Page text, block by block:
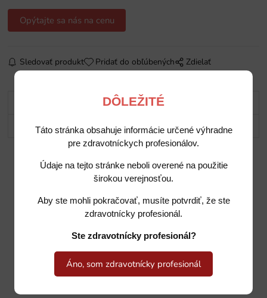
DÔLEŽITÉ
Táto stránka obsahuje informácie určené výhradne
pre zdravotníckych profesionálov.
Údaje na tejto stránke neboli overené na použitie
širokou verejnosťou.
Aby ste mohli pokračovať, musíte potvrdiť, že ste
zdravotnícky profesionál.
Ste zdravotnícky profesionál?
Áno, som zdravotnícky profesionál
Opýtajte sa nás na cenu
Sledovať produkt Pridať do obľúbených Zdielať
Popis
Potrebujete poradiť?